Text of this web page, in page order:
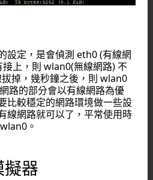
設定，是會偵測 eth0 (有線網
上，則 wlan0(無線網路) 不
掉，幾秒鐘之後，則 wlan0
路的部分會以有線網路為優
比較穩定的網路環境做一些設
線網路就可以了，平常使用時
。
器